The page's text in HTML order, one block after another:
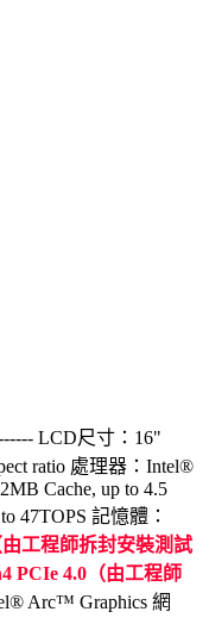
LCD尺寸：16"
ratio 處理器：Intel®
Cache, up to 4.5
47TOPS 記憶體：
工程師拆封安裝測試
PCIe 4.0（由工程師
Arc™ Graphics 網